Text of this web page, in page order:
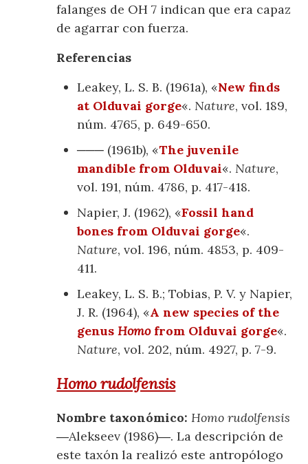
falanges de OH 7 indican que era capaz
de agarrar con fuerza.
Referencias
Leakey, L. S. B. (1961a), «New finds
at Olduvai gorge«. Nature, vol. 189,
núm. 4765, p. 649-650.
─── (1961b), «The juvenile
mandible from Olduvai«. Nature,
vol. 191, núm. 4786, p. 417-418.
Napier, J. (1962), «Fossil hand
bones from Olduvai gorge«.
Nature, vol. 196, núm. 4853, p. 409-
411.
Leakey, L. S. B.; Tobias, P. V. y Napier,
J. R. (1964), «A new species of the
genusHomo from Olduvai gorge«.
Nature, vol. 202, núm. 4927, p. 7-9.
Homo rudolfensis
Nombre taxonómico:Homo rudolfensis
―Alekseev (1986)―. La descripción de
este taxón la realizó este antropólogo